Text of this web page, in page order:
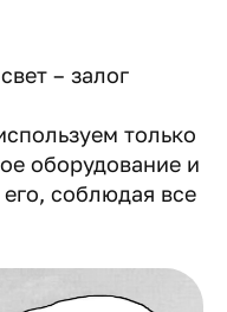
– залог
только
оборудование и
соблюдая все